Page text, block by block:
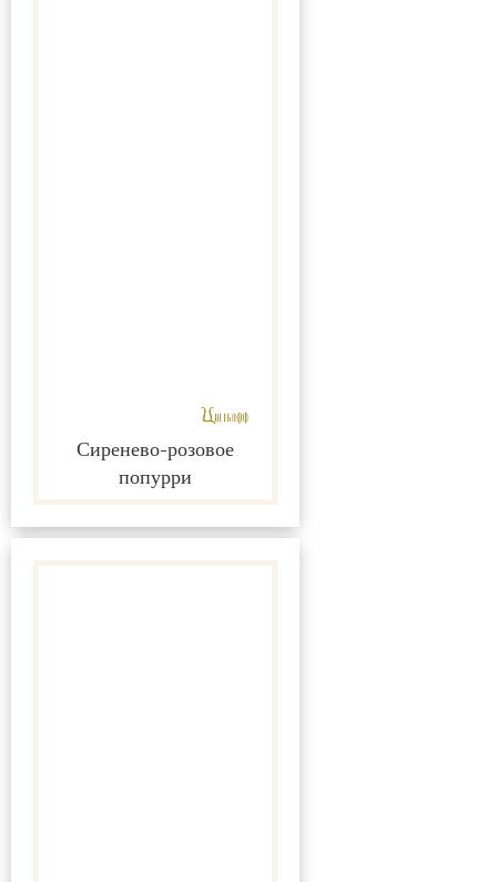
Сиренево-розовое
попурри